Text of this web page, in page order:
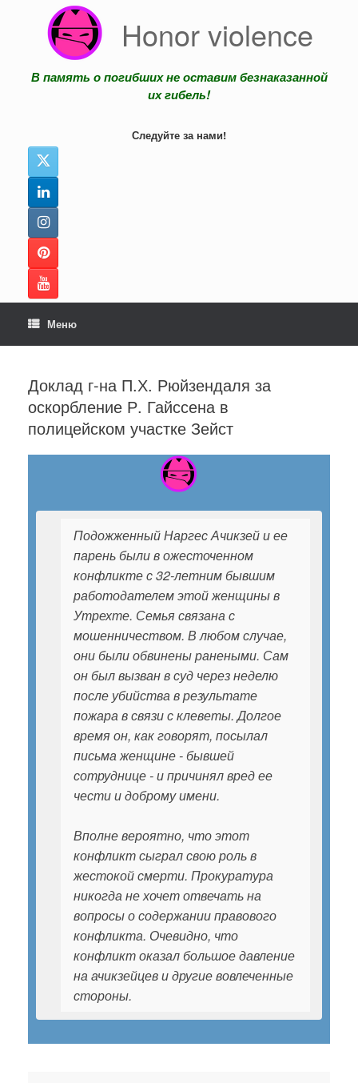
содержанию
Honor violence
В память о погибших не оставим безнаказанной
их гибель!
Следуйте за нами!
Меню
Доклад г-на П.Х. Рюйзендаля за
оскорбление Р. Гайссена в
полицейском участке Зейст
Подожженный Наргес Ачикзей и ее
парень были в ожесточенном
конфликте с 32-летним бывшим
работодателем этой женщины в
Утрехте. Семья связана с
мошенничеством. В любом случае,
они были обвинены ранеными. Сам
он был вызван в суд через неделю
после убийства в результате
пожара в связи с клеветы. Долгое
время он, как говорят, посылал
письма женщине - бывшей
сотруднице - и причинял вред ее
чести и доброму имени.
Вполне вероятно, что этот
конфликт сыграл свою роль в
жестокой смерти. Прокуратура
никогда не хочет отвечать на
вопросы о содержании правового
конфликта. Очевидно, что
конфликт оказал большое давление
на ачикзейцев и другие вовлеченные
стороны.